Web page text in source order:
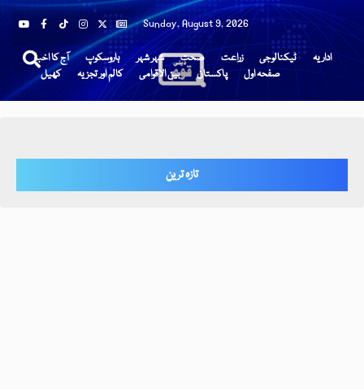
Sunday, August 9, 2026
آج کا اخبار ہاروسکوپ شہر شہر صحت زراعت ٹیکنالوجی
اداریہ
کھیل
کالم اور تجزیہ بین الاقوامی پاکستان صفحہ اول
تازہ ترین